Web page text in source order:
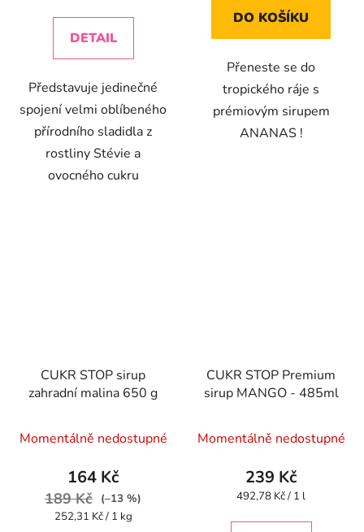
5
DETAIL
Představuje jedinečné
spojení velmi oblíbeného
přírodního sladidla z
rostliny Stévie a
ovocného cukru
DO KOŠÍKU
Přeneste se do
tropického ráje s
prémiovým sirupem
ANANAS !
CUKR STOP sirup
zahradní malina 650 g
Momentálně nedostupné
164 Kč
189 Kč
(–13 %)
Měrná
252,31 Kč / 1 kg
CUKR STOP Premium
sirup MANGO - 485ml
Momentálně nedostupné
239 Kč
Měrná
492,78 Kč / 1 l